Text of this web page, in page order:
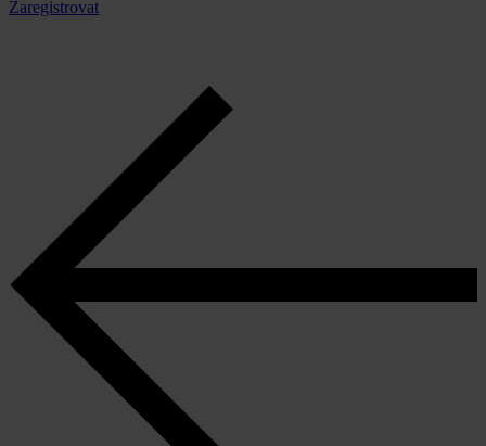
Zaregistrovat